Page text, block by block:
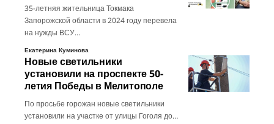
35-летняя жительница Токмака
Запорожской области в 2024 году перевела
на нужды ВСУ…
Екатерина Куминова
Новые светильники
установили на проспекте 50-
летия Победы в Мелитополе
По просьбе горожан новые светильники
установили на участке от улицы Гоголя до…